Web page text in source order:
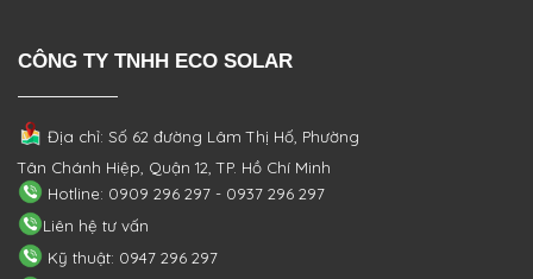
CÔNG TY TNHH ECO SOLAR
Địa chỉ: Số 62 đường Lâm Thị Hố, Phường
Tân Chánh Hiệp, Quận 12, TP. Hồ Chí Minh
Hotline: 0909 296 297 - 0937 296 297
Liên hệ tư vấn
Kỹ thuật: 0947 296 297